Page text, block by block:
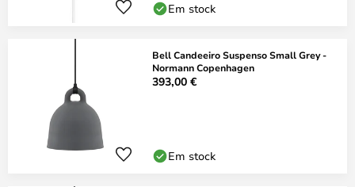
Em stock
Bell Candeeiro Suspenso Small Grey -
Normann Copenhagen
393,00 €
Em stock